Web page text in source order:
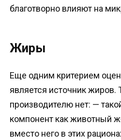
благотворно влияют на
Жиры
Еще одним критерием
является источник жиров.
производителю нет: —
компонент как животный
вместо него в этих